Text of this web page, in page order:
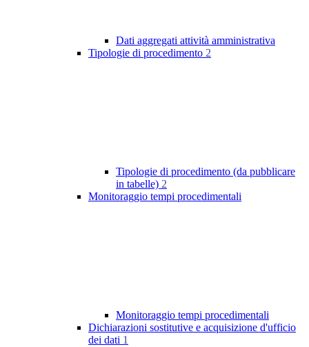
Dati aggregati attività amministrativa
Tipologie di procedimento 2
Tipologie di procedimento (da pubblicare
in tabelle) 2
Monitoraggio tempi procedimentali
Monitoraggio tempi procedimentali
Dichiarazioni sostitutive e acquisizione d'ufficio
dei dati 1